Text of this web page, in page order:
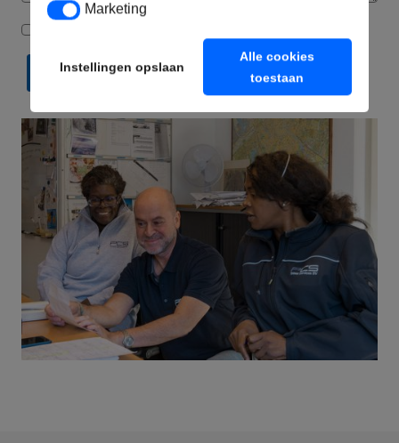
MarketingMarketing
Instellingen opslaan
Alle cookies
toestaan
VERZENDEN